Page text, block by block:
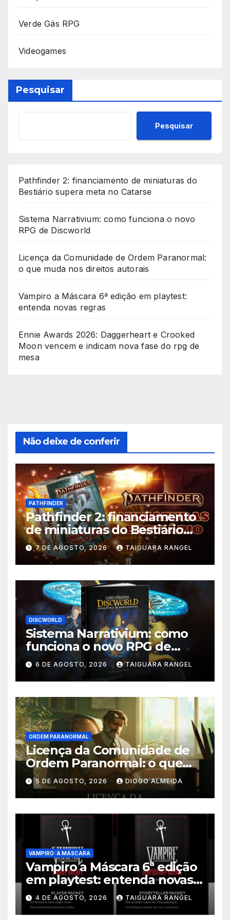
Verde Gás RPG
Videogames
Pesquisar
Pesquisar
Pathfinder 2: financiamento de miniaturas do
Bestiário supera meta no Catarse
Sistema Narrativium: como funciona o novo
RPG de Discworld
Licença da Comunidade de Ordem Paranormal:
o que muda nos direitos autorais
Vampiro a Máscara 6ª edição em playtest:
entenda novas regras
Ennie Awards 2026: Daggerheart e Crooked
Moon vencem e indicam nova fase do rpg de
mesa
Não deixe de conferir
PATHFINDER
Pathfinder 2: financiamento
de miniaturas do Bestiário
supera meta no Catarse
7 DE AGOSTO, 2026 TAIGUARA RANGEL
DISCWORLD
Sistema Narrativium: como
funciona o novo RPG de
Discworld
6 DE AGOSTO, 2026 TAIGUARA RANGEL
ORDEM PARANORMAL
Licença da Comunidade de
Ordem Paranormal: o que
muda nos direitos autorais
5 DE AGOSTO, 2026 DIOGO ALMEIDA
VAMPIRO: A MÁSCARA
Vampiro a Máscara 6ª edição
em playtest: entenda novas
regras
4 DE AGOSTO, 2026 TAIGUARA RANGEL